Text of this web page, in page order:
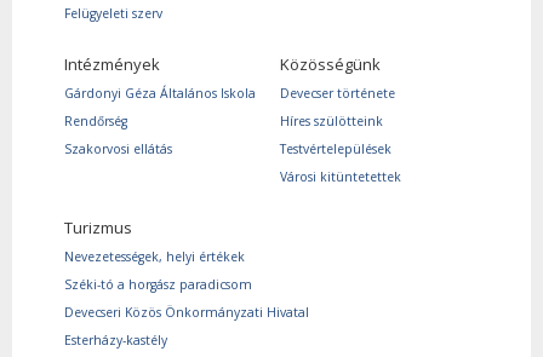
Felügyeleti szerv
Intézmények
Gárdonyi Géza Általános Iskola
Rendőrség
Szakorvosi ellátás
Közösségünk
Devecser története
Híres szülötteink
Testvértelepülések
Városi kitüntetettek
Turizmus
Nevezetességek, helyi értékek
Széki-tó a horgász paradicsom
Devecseri Közös Önkormányzati Hivatal
Esterházy-kastély